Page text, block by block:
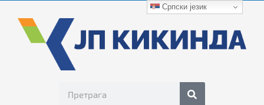
Српски језик